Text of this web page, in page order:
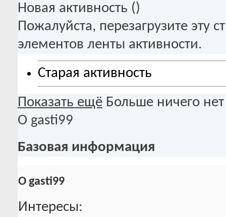
Новая активность ()
Пожалуйста, перезагрузите эту
элементов ленты активности.
Старая активность
Показать ещё Больше ничего нет
О gasti99
Базовая информация
О gasti99
Интересы: